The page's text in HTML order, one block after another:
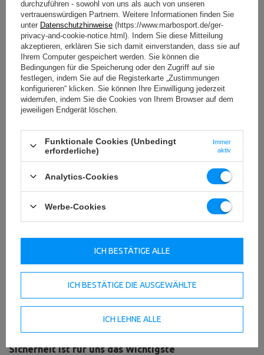
Langhantel ausgeworfen wird. Unterstützt wird dieser
Effekt außerdem durch die hohe Elastizität der
Gewichtsscheiben.
Weight Linie – die besten Hantelstangen und
Gewichtsscheiben
Die Hantelscheiben von Marbo haben eine Revolution
erlebt – hie finden Sie ein einzigartiges und originelles
Design von Gewichtsscheiben mit drei Durchmessern, die
perfekt auf unsere Hantelstangen abgestimmt sind. Beste
Qualität und tolles Aussehen ist hier zugesichert!
Sicherheit ist für uns das Wichtigste
durchzuführen - sowohl von uns als auch von unseren
vertrauenswürdigen Partnern. Weitere Informationen finden Sie
unter Datenschutzhinweise (https://www.marbosport.de/ger-
privacy-and-cookie-notice.html). Indem Sie diese Mitteilung
akzeptieren, erklären Sie sich damit einverstanden, dass sie auf
Ihrem Computer gespeichert werden. Sie können die
Bedingungen für die Speicherung oder den Zugriff auf sie
festlegen, indem Sie auf die Registerkarte „Zustimmungen
konfigurieren“ klicken. Sie können Ihre Einwilligung jederzeit
widerrufen, indem Sie die Cookies von Ihrem Browser auf dem
jeweiligen Endgerät löschen.
Funktionale Cookies (Unbedingt
erforderliche)
Immer
aktiv
Analytics-Cookies
Werbe-Cookies
ICH BESTÄTIGE DIE AUSGEWÄHLTE
ICH LEHNE ALLE
ICH BESTÄTIGE ALLE